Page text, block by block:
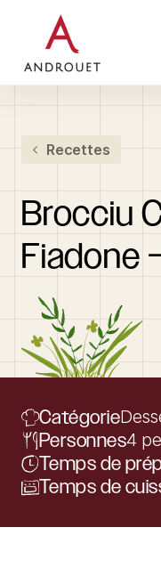
Rechercher un mot
Recettes
Brocciu
Fiadone
Catégorie
Personnes4
Temps de
Temps de